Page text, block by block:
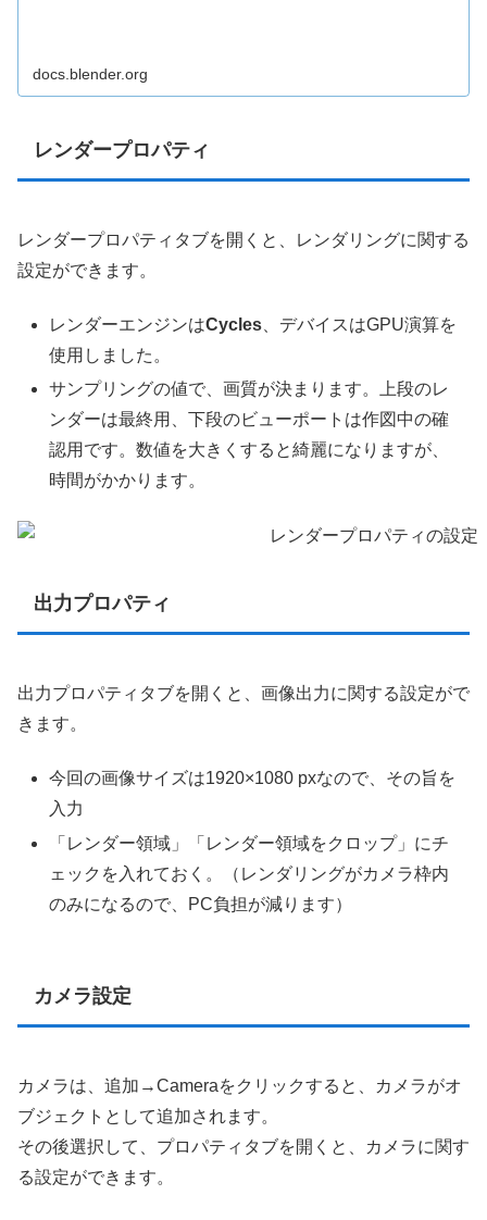
docs.blender.org
レンダープロパティ
レンダープロパティタブを開くと、レンダリングに関する
設定ができます。
レンダーエンジンはCycles 、デバイスはGPU演算を
使用しました。
サンプリングの値で、画質が決まります。上段のレ
ンダーは最終用、下段のビューポートは作図中の確
認用です。数値を大きくすると綺麗になりますが、
時間がかかります。
出力プロパティ
出力プロパティタブを開くと、画像出力に関する設定がで
きます。
今回の画像サイズは1920×1080 pxなので、その旨を
入力
「レンダー領域」「レンダー領域をクロップ」にチ
ェックを入れておく。（レンダリングがカメラ枠内
のみになるので、PC負担が減ります）
カメラ設定
カメラは、追加→Cameraをクリックすると、カメラがオ
ブジェクトとして追加されます。
その後選択して、プロパティタブを開くと、カメラに関す
る設定ができます。